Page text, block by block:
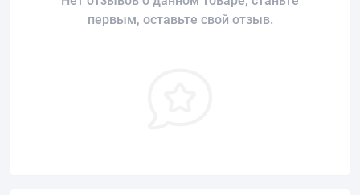
первым, оставьте свой отзыв.